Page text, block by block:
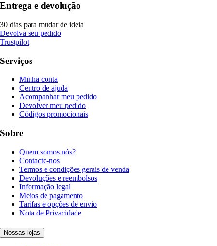
Entrega e devolução
30 dias para mudar de ideia
Devolva seu pedido
Trustpilot
Serviços
Minha conta
Centro de ajuda
Acompanhar meu pedido
Devolver meu pedido
Códigos promocionais
Sobre
Quem somos nós?
Contacte-nos
Termos e condições gerais de venda
Devoluções e reembolsos
Informação legal
Meios de pagamento
Tarifas e opções de envio
Nota de Privacidade
Nossas lojas